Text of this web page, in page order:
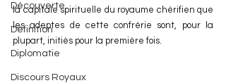
Découverte
Définition
Diplomatie
Discours Royaux
la capitale spirituelle du royaume chérifien que
les adeptes de cette confrérie sont, pour la
plupart, initiés pour la première fois.